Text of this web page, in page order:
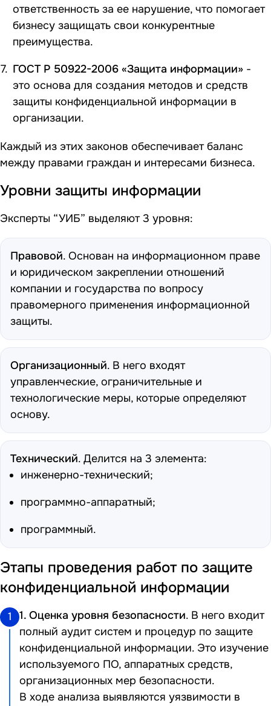
ответственность за ее нарушение, что помогает
бизнесу защищать свои конкурентные
преимущества.
ГОСТ Р 50922-2006 «Защита информации» -
это основа для создания методов и средств
защиты конфиденциальной информации в
организации.
Каждый из этих законов обеспечивает баланс
между правами граждан и интересами бизнеса.
Уровни защиты информации
Эксперты “УИБ” выделяют 3 уровня:
Правовой. Основан на информационном праве
и юридическом закреплении отношений
компании и государства по вопросу
правомерного применения информационной
защиты.
Организационный. В него входят
управленческие, ограничительные и
технологические меры, которые определяют
основу.
Технический. Делится на 3 элемента:
инженерно-технический;
программно-аппаратный;
программный.
Этапы проведения работ по защите
конфиденциальной информации
1 1. Оценка уровня безопасности. В него входит
полный аудит систем и процедур по защите
конфиденциальной информации. Это изучение
используемого ПО, аппаратных средств,
организационных мер безопасности.
В ходе анализа выявляются уязвимости в